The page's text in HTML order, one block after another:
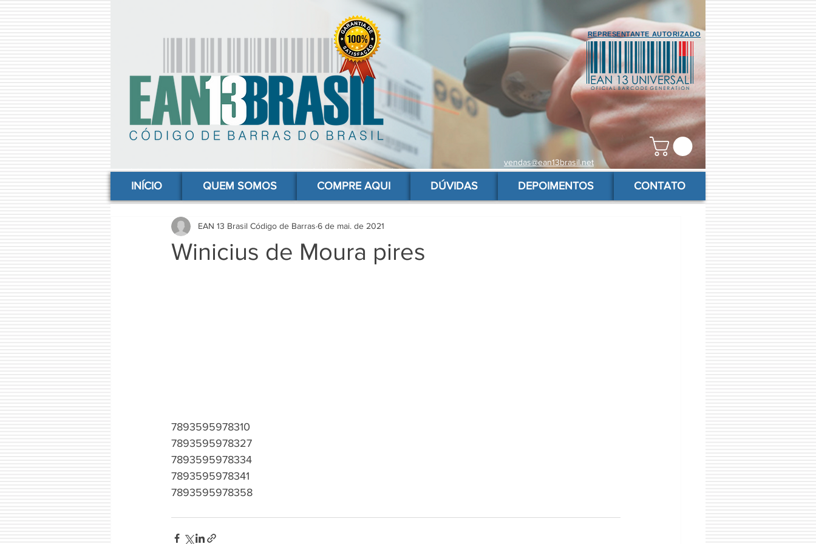
vendas@ean13brasil.net
REPRESENTANTE AUTORIZADO
comprar codigo de barras, comprar código de barras, adquirir código de barras, código de barras online, código de barras para produtos, gs1, código brasileiro, ean 13 universal, código de barras barato
INÍCIO QUEM SOMOS COMPRE AQUI DÚVIDAS DEPOIMENTOS CONTATO
Winicius de Moura pires
EAN 13 Brasil Código de Barras 6 de mai. de 2021
7893595978310
7893595978327
7893595978334
7893595978341
7893595978358